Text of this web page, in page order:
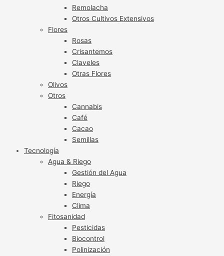
Remolacha
Otros Cultivos Extensivos
Flores
Rosas
Crisantemos
Claveles
Otras Flores
Olivos
Otros
Cannabis
Café
Cacao
Semillas
Tecnología
Agua & Riego
Gestión del Agua
Riego
Energía
Clima
Fitosanidad
Pesticidas
Biocontrol
Polinización